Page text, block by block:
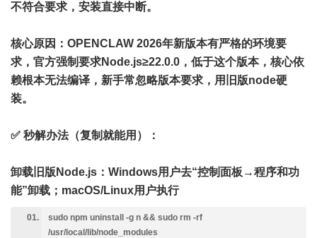
不符合要求，安装直接中断。
核心原因 ：OPENCLAW 2026年新版本有严格的环境要
求，官方强制要求Node.js≥22.0.0，低于这个版本，核心依
赖根本无法编译，新手常忽略版本要求，用旧版node硬
装。
✅ 秒解办法（复制就能用） ：
卸载旧版Node.js：Windows用户去“控制面板→程序和功
能”卸载；macOS/Linux用户执行
sudo npm uninstall -g n && sudo rm -rf
/usr/local/lib/node_modules